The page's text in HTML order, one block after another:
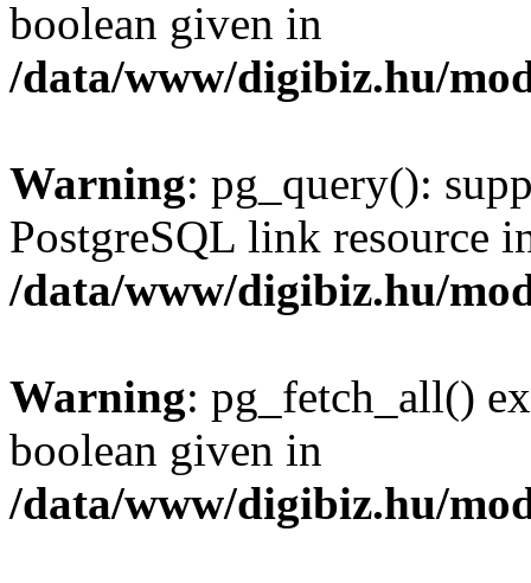
boolean given in
/data/www/digibiz.hu/
Warning: pg_query():
PostgreSQL link resource
/data/www/digibiz.hu/
Warning: pg_fetch_all()
boolean given in
/data/www/digibiz.hu/